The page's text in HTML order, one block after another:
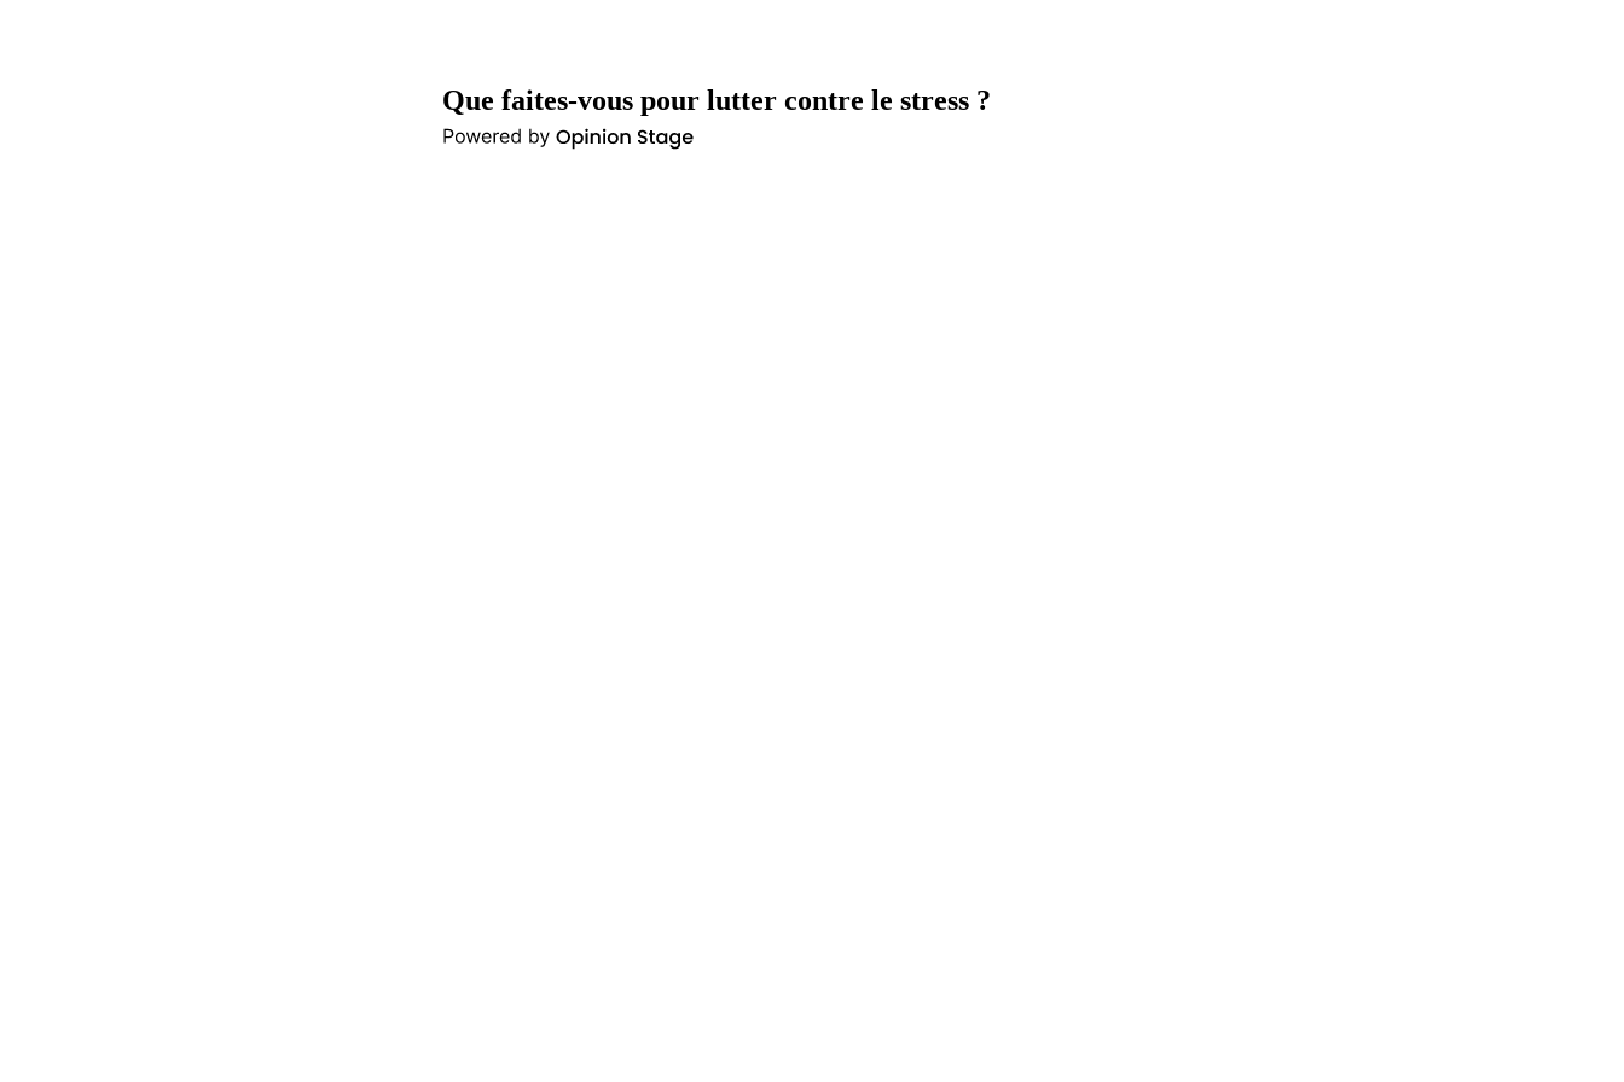
Que faites-vous pour lutter contre le stress ?